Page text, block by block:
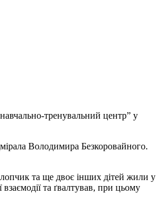
тренувальний центр” у
Володимира Безкоровайного.
та ще двоє інших дітей жили у
та ґвалтував, при цьому